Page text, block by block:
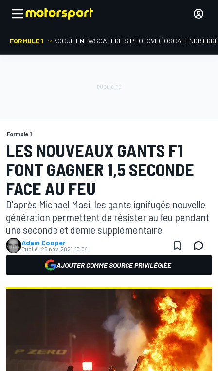
FORMULE 1 ACCUEIL NEWSGALERIES PHOTOVIDÉOSCALENDRIER
Formule 1
LES NOUVEAUX GANTS F1
FONT GAGNER 1,5 SECONDE
FACE AU FEU
D'après Michael Masi, les gants ignifugés nouvelle
génération permettent de résister au feu pendant
une seconde et demie supplémentaire.
Adam Cooper
Publié: 25 nov. 2021, 13:34
AJOUTER COMME SOURCE PRIVILÉGIÉE